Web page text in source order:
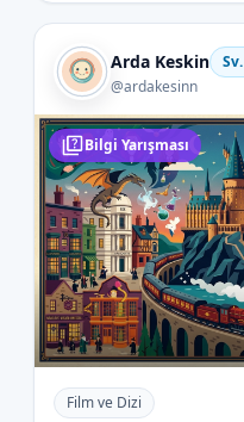
Arda Keskin Sv.
@ardakesinn
Bilgi Yarışması
Film ve Dizi